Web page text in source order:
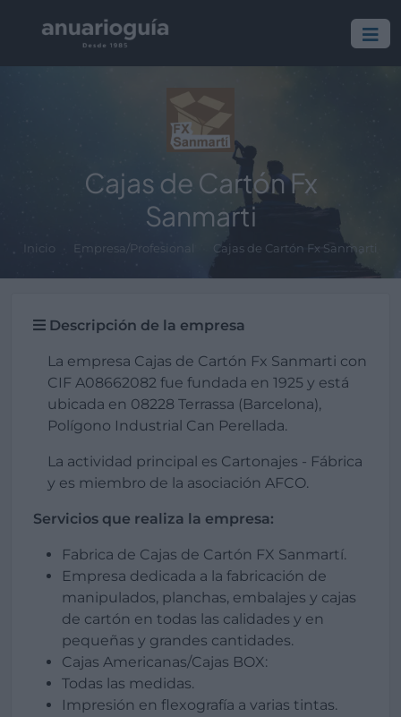
Cajas de Cartón Fx
Sanmarti
Inicio Empresa/Profesional Cajas de Cartón Fx Sanmarti
Descripción de la empresa
La empresa Cajas de Cartón Fx Sanmarti con
CIF A08662082 fue fundada en 1925 y está
ubicada en 08228 Terrassa (Barcelona),
Polígono Industrial Can Perellada.
La actividad principal es Cartonajes - Fábrica
y es miembro de la asociación AFCO.
Servicios que realiza la empresa:
Fabrica de Cajas de Cartón FX Sanmartí.
Empresa dedicada a la fabricación de
manipulados, planchas, embalajes y cajas
de cartón en todas las calidades y en
pequeñas y grandes cantidades.
Cajas Americanas/Cajas BOX:
Todas las medidas.
Impresión en flexografía a varias tintas.